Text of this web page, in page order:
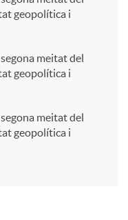
geopolítica i
meitat del
geopolítica i
meitat del
geopolítica i